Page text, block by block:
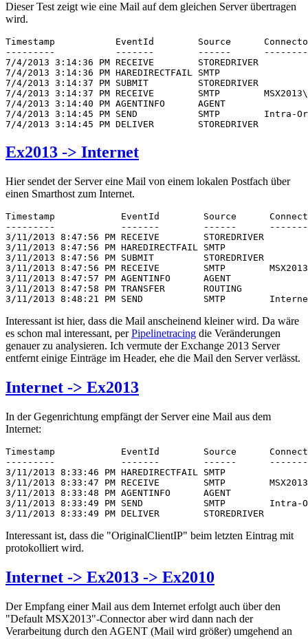
Dieser Test zeigt wie eine Mail auf dem gleichen Server übertragen
wird.
Timestamp           EventId        Source
---------           -------        ------
7/4/2013 3:14:36 PM RECEIVE
7/4/2013 3:14:36 PM HAREDIRECTFAIL SMTP
7/4/2013 3:14:37 PM SUBMIT         STOREDRIVER
7/4/2013 3:14:37 PM RECEIVE        SMTP
7/4/2013 3:14:40 PM AGENTINFO      AGENT
7/4/2013 3:14:45 PM SEND           SMTP        Intra-
7/4/2013 3:14:45 PM DELIVER
Ex2013 -> Internet
Hier sendet der Server eine Mail von einem lokalen Postfach über
einen Smarthost zum Internet.
Timestamp            EventId        Source
---------            -------        ------
3/11/2013 8:47:56 PM RECEIVE
3/11/2013 8:47:56 PM HAREDIRECTFAIL SMTP
3/11/2013 8:47:56 PM SUBMIT         STOREDRIVER
3/11/2013 8:47:56 PM RECEIVE        SMTP
3/11/2013 8:47:57 PM AGENTINFO      AGENT
3/11/2013 8:47:58 PM TRANSFER       ROUTING
3/11/2013 8:48:21 PM SEND           SMTP
Interessant ist hier, dass die Mail anscheinend kleiner wird. Da wäre
es schon mal interessant, perPipelinetracing die Veränderungen
genauer zu analysieren. Ich vermute der Exchange 2013 Server
entfernt einige Einträge im Header, ehe die Mail den Server verlässt.
Internet -> Ex2013
In der Gegenrichtung empfängt der Server eine Mail aus dem
Internet:
Timestamp            EventId        Source
---------            -------        ------
3/11/2013 8:33:46 PM HAREDIRECTFAIL
3/11/2013 8:33:47 PM RECEIVE        SMTP
3/11/2013 8:33:48 PM AGENTINFO
3/11/2013 8:33:49 PM SEND           SMTP        Intra-
3/11/2013 8:33:49 PM DELIVER
Interessant ist, dass die "OriginalClientIP" beim letzten Eintrag mit
protokolliert wird.
Internet -> Ex2013 -> Ex2010
Der Empfang einer Mail aus dem Internet erfolgt auch über den
"Default MSX2013"-Connector aber wird dann nach der
Verarbeitung durch den AGENT (Mail wird größer) umgehend an